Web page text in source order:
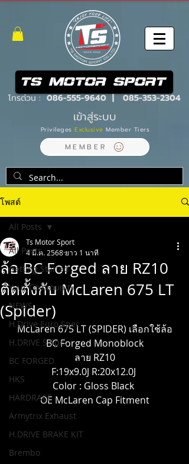
โทรด่วน : 086-555-9640|085-353-2304
เข้าสู่ระบบ
PrivilegesExclusive Member Tiers
MEMBER
โพสต์
All Posts
Getting Started
Your Community
NEWS
H.Drive Euro Spec
H.DRIVE S Spec
BC FORGED
HKS
HARDRACE
Armytrix Exhaust
H.DRIVE BRAKE KIT
Brembo
All Posts
ล้อ BC Forged ลาย RZ10
ติดตั้งกับ McLaren 675 LT
(Spider)
Ts Motor Sport
4 มี.ค. 2568 ยาว 1 นาที
McLaren 675 LT (SPIDER) เลือกใช้ล้อ
BC Forged Monoblock
ลาย RZ10
F:19x9.0J R:20x12.0J
Color : Gloss Black
OE McLaren Cap Fitment